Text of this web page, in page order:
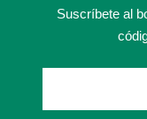
Suscríbete al